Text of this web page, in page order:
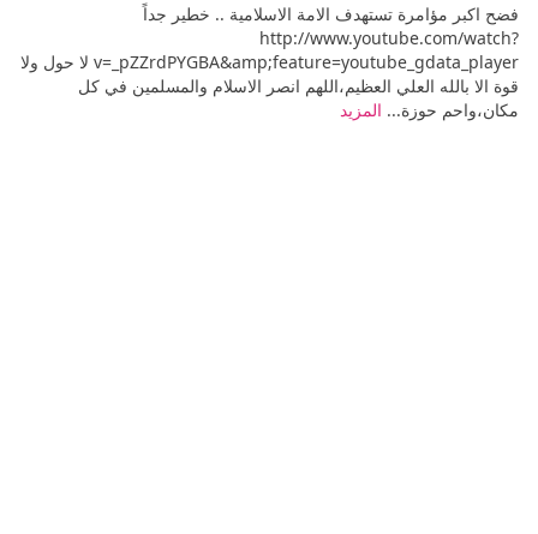
فضح اكبر مؤامرة تستهدف الامة الاسلامية .. خطير جداً
http://www.youtube.com/watch?
v=_pZZrdPYGBA&amp;feature=youtube_gdata_player لا حول ولا
قوة الا بالله العلي العظيم،اللهم انصر الاسلام والمسلمين في كل
مكان،واحم حوزة... المزيد